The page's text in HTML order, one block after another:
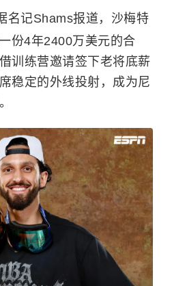
名记Shams报道，沙梅特
份4年2400万美元的合
训练营邀请签下老将底薪
稳定的外线投射，成为尼